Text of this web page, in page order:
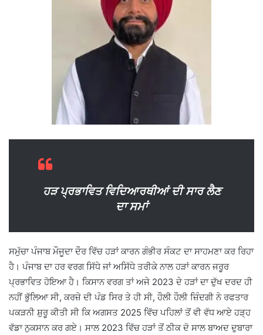
ਹੜ ਪ੍ਰਭਾਵਿਤ ਵਿਦਿਆਰਥੀਆਂ ਦੀ ਸਾਰ ਲੈਣ
ਦਾ ਸਮਾਂ
ਸਮੁੱਚਾ ਪੰਜਾਬ ਮੌਜੂਦਾ ਦੌਰ ਵਿੱਚ ਹੜਾਂ ਕਾਰਨ ਗੰਭੀਰ ਸੰਕਟ ਦਾ ਸਾਹਮਣਾ ਕਰ ਰਿਹਾ
ਹੈ। ਪੰਜਾਬ ਦਾ ਹਰ ਵਰਗ ਸਿੱਧੇ ਜਾਂ ਅਸਿੱਧੇ ਤਰੀਕੇ ਨਾਲ ਹੜਾਂ ਕਾਰਨ ਜਰੂਰ
ਪ੍ਰਭਾਵਿਤ ਹੋਇਆ ਹੈ। ਕਿਸਾਨ ਵਰਗ ਤਾਂ ਅਜੇ 2023 ਦੇ ਹੜਾਂ ਦਾ ਦੁੱਖ ਦਰਦ ਹੀ
ਨਹੀਂ ਭੁੱਲਿਆ ਸੀ, ਕਰਜ਼ੇ ਦੀ ਪੰਡ ਸਿਰ ਤੇ ਹੀ ਸੀ, ਹੌਲੀ ਹੌਲੀ ਜ਼ਿੰਦਗੀ ਨੇ ਰਫਤਾਰ
ਪਕੜਨੀ ਸ਼ੁਰੂ ਕੀਤੀ ਸੀ ਕਿ ਅਗਸਤ 2025 ਵਿੱਚ ਪਹਿਲਾਂ ਤੋਂ ਵੀ ਵੱਧ ਆਏ ਹੜ੍ਹ
ਵੱਡਾ ਨੁਕਸਾਨ ਕਰ ਗਏ। ਸਾਲ 2023 ਵਿੱਚ ਹੜਾਂ ਤੋਂ ਠੀਕ ਦੋ ਸਾਲ ਬਾਅਦ ਦੁਬਾਰਾ